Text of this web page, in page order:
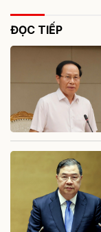
ĐỌC TIẾP